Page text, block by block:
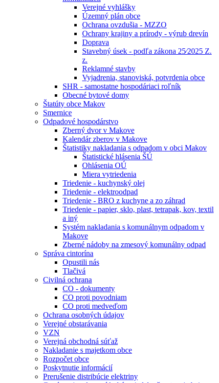
Verejné vyhlášky
Územný plán obce
Ochrana ovzdušia - MZZO
Ochrany krajiny a prírody - výrub drevín
Doprava
Stavebný úsek - podľa zákona 25⁄2025 Z.
z.
Reklamné stavby
Vyjadrenia, stanoviská, potvrdenia obce
SHR - samostatne hospodáriaci roľník
Obecné bytové domy
Štatúty obce Makov
Smernice
Odpadové hospodárstvo
Zberný dvor v Makove
Kalendár zberov v Makove
Štatistiky nakladania s odpadom v obci Makov
Štatistické hlásenia ŠÚ
Ohlásenia OÚ
Miera vytriedenia
Triedenie - kuchynský olej
Triedenie - elektroodpad
Triedenie - BRO z kuchyne a zo záhrad
Triedenie - papier, sklo, plast, tetrapak, kov, textil
a iný
Systém nakladania s komunálnym odpadom v
Makove
Zberné nádoby na zmesový komunálny odpad
Správa cintorína
Opustili nás
Tlačivá
Civilná ochrana
CO - dokumenty
CO proti povodniam
CO proti medveďom
Ochrana osobných údajov
Verejné obstarávania
VZN
Verejná obchodná súťaž
Nakladanie s majetkom obce
Rozpočet obce
Poskytnutie informácií
Prerušenie distribúcie elektriny